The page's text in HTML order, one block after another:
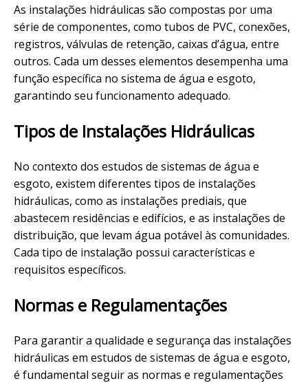
As instalações hidráulicas são compostas por uma
série de componentes, como tubos de PVC, conexões,
registros, válvulas de retenção, caixas d’água, entre
outros. Cada um desses elementos desempenha uma
função específica no sistema de água e esgoto,
garantindo seu funcionamento adequado.
Tipos de Instalações Hidráulicas
No contexto dos estudos de sistemas de água e
esgoto, existem diferentes tipos de instalações
hidráulicas, como as instalações prediais, que
abastecem residências e edifícios, e as instalações de
distribuição, que levam água potável às comunidades.
Cada tipo de instalação possui características e
requisitos específicos.
Normas e Regulamentações
Para garantir a qualidade e segurança das instalações
hidráulicas em estudos de sistemas de água e esgoto,
é fundamental seguir as normas e regulamentações